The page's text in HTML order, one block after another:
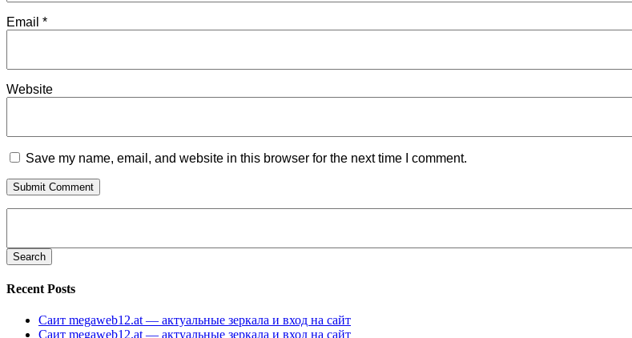
Email *
Website
Save my name, email, and website in this browser for the next time I comment.
Recent Posts
Саит megaweb12.at — актуальные зеркала и вход на сайт
Саит megaweb12.at — актуальные зеркала и вход на сайт